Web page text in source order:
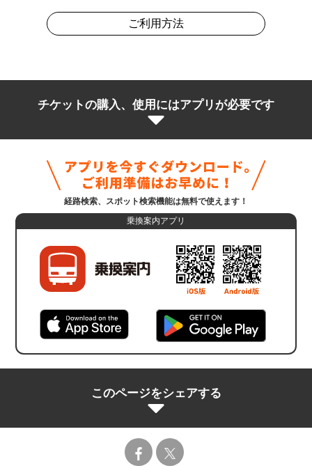
ご利用方法
チケットの購入、使用にはアプリが必要です
経路検索、スポット検索機能は無料で使えます！
乗換案内アプリ
このページをシェアする